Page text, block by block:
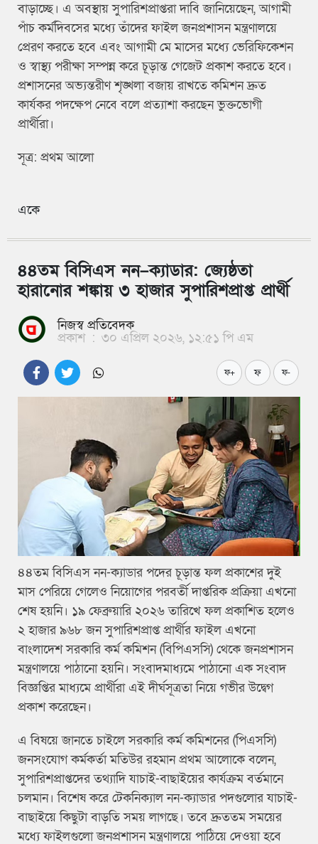
বাড়াচ্ছে। এ অবস্থায় সুপারিশপ্রাপ্তরা দাবি জানিয়েছেন, আগামী
পাঁচ কর্মদিবসের মধ্যে তাঁদের ফাইল জনপ্রশাসন মন্ত্রণালয়ে
প্রেরণ করতে হবে এবং আগামী মে মাসের মধ্যে ভেরিফিকেশন
ও স্বাস্থ্য পরীক্ষা সম্পন্ন করে চূড়ান্ত গেজেট প্রকাশ করতে হবে।
প্রশাসনের অভ্যন্তরীণ শৃঙ্খলা বজায় রাখতে কমিশন দ্রুত
কার্যকর পদক্ষেপ নেবে বলে প্রত্যাশা করছেন ভুক্তভোগী
প্রার্থীরা।
সূত্র: প্রথম আলো
একে
৪৪তম বিসিএস নন–ক্যাডার: জ্যেষ্ঠতা
হারানোর শঙ্কায় ৩ হাজার সুপারিশপ্রাপ্ত প্রার্থী
নিজস্ব প্রতিবেদক
প্রকাশ : ৩০ এপ্রিল ২০২৬, ১২:৫১ পি এম
ফ+ ফ ফ-
৪৪তম বিসিএস নন-ক্যাডার পদের চূড়ান্ত ফল প্রকাশের দুই
মাস পেরিয়ে গেলেও নিয়োগের পরবর্তী দাপ্তরিক প্রক্রিয়া এখনো
শেষ হয়নি। ১৯ ফেব্রুয়ারি ২০২৬ তারিখে ফল প্রকাশিত হলেও
২ হাজার ৯৬৮ জন সুপারিশপ্রাপ্ত প্রার্থীর ফাইল এখনো
বাংলাদেশ সরকারি কর্ম কমিশন (বিপিএসসি) থেকে জনপ্রশাসন
মন্ত্রণালয়ে পাঠানো হয়নি। সংবাদমাধ্যমে পাঠানো এক সংবাদ
বিজ্ঞপ্তির মাধ্যমে প্রার্থীরা এই দীর্ঘসূত্রতা নিয়ে গভীর উদ্বেগ
প্রকাশ করেছেন।
এ বিষয়ে জানতে চাইলে সরকারি কর্ম কমিশনের (পিএসসি)
জনসংযোগ কর্মকর্তা মতিউর রহমান প্রথম আলোকে বলেন,
সুপারিশপ্রাপ্তদের তথ্যাদি যাচাই-বাছাইয়ের কার্যক্রম বর্তমানে
চলমান। বিশেষ করে টেকনিক্যাল নন-ক্যাডার পদগুলোর যাচাই-
বাছাইয়ে কিছুটা বাড়তি সময় লাগছে। তবে দ্রুততম সময়ের
মধ্যে ফাইলগুলো জনপ্রশাসন মন্ত্রণালয়ে পাঠিয়ে দেওয়া হবে